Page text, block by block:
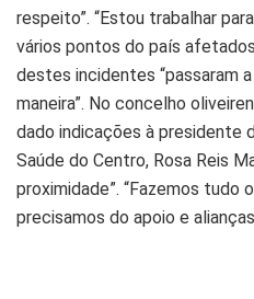
respeito”. “Estou trabalhar
vários pontos do país
destes incidentes “passaram
maneira”. No concelho
dado indicações à presidente
Saúde do Centro, Rosa Reis
proximidade”. “Fazemos tudo
precisamos do apoio e